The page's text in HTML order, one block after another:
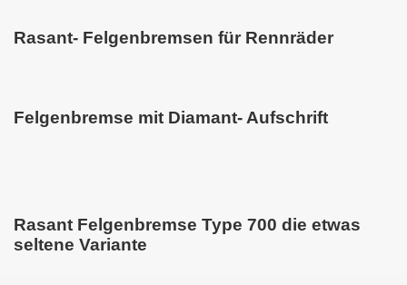
Rasant- Felgenbremsen für Rennräder
Felgenbremse mit Diamant- Aufschrift
Rasant Felgenbremse Type 700 die etwas
seltene Variante